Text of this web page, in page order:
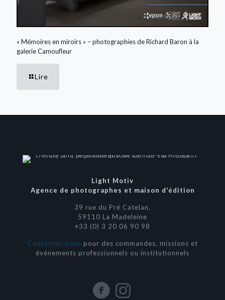
« Mémoires en miroirs » – photographies de Richard Baron à la
galerie Camoufleur
Lire
Light Motiv
Agence de photographes et maison d'édition
39 rue du Pré Catelan,
59110 La Madeleine
+33 (0) 3 20 06 90 98
Contactez-nous pour des commandes, missions et
événements professionnels ou institutionnels